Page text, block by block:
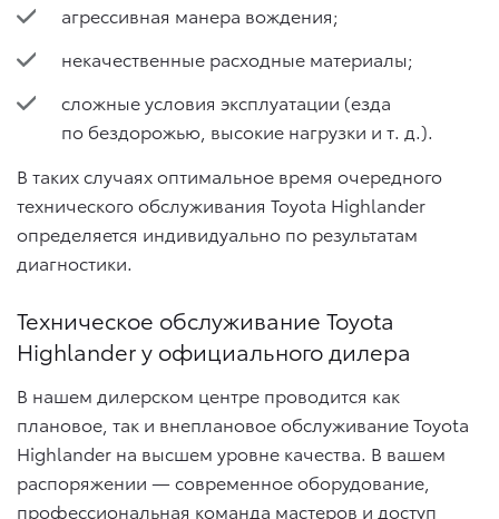
агрессивная манера вождения;
некачественные расходные материалы;
сложные условия эксплуатации (езда
по бездорожью, высокие нагрузки и т. д.).
В таких случаях оптимальное время очередного
технического обслуживания Toyota Highlander
определяется индивидуально по результатам
диагностики.
Техническое обслуживание Toyota
Highlander у официального дилера
В нашем дилерском центре проводится как
плановое, так и внеплановое обслуживание Toyota
Highlander на высшем уровне качества. В вашем
распоряжении — современное оборудование,
профессиональная команда мастеров и доступ